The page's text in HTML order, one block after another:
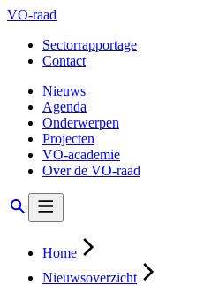
VO-raad
Sectorrapportage
Contact
Nieuws
Agenda
Onderwerpen
Projecten
VO-academie
Over de VO-raad
Home
Nieuwsoverzicht